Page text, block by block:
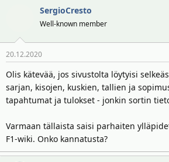
SergioCresto
Well-known member
20.12.2020
Olis kätevää, jos sivustolta löytyisi
sarjan, kisojen, kuskien, tallien ja
tapahtumat ja tulokset - jonkin sortin
Varmaan tällaista saisi parhaiten
F1-wiki. Onko kannatusta?